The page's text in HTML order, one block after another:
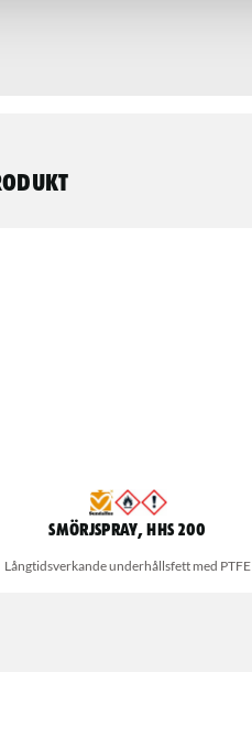
Smörjspray, HHS 200
Långtidsverkande underhållsfett med PTFE